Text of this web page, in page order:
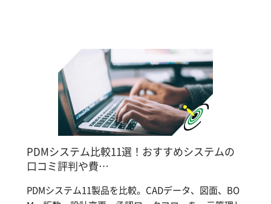
PDMシステム比較11選！おすすめシステムの
口コミ評判や費…
PDMシステム11製品を比較。CADデータ、図面、BO